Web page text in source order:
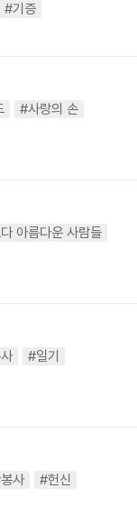
#기증
#사랑의 손
아름다운 사람들
#일기
사
#헌신